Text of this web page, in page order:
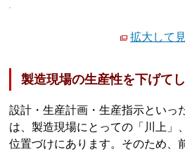
拡大して
製造現場の生産性を下げて
設計・生産計画・生産指示といっ
は、製造現場にとっての「川上」
位置づけにあります。そのため、